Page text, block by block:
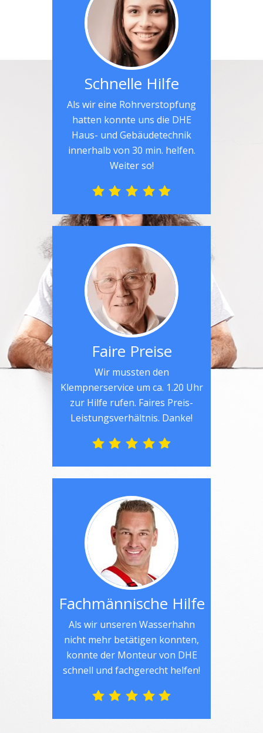
Schnelle Hilfe
Als wir eine Rohrverstopfung
hatten konnte uns die DHE
Haus- und Gebäudetechnik
innerhalb von 30 min. helfen.
Weiter so!
Faire Preise
Wir mussten den
Klempnerservice um ca. 1.20 Uhr
zur Hilfe rufen. Faires Preis-
Leistungsverhältnis. Danke!
Fachmännische Hilfe
Als wir unseren Wasserhahn
nicht mehr betätigen konnten,
konnte der Monteur von DHE
schnell und fachgerecht helfen!